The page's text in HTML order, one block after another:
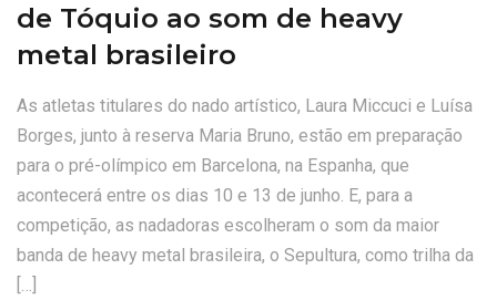
de Tóquio ao som de heavy
metal brasileiro
As atletas titulares do nado artístico, Laura Miccuci e Luísa
Borges, junto à reserva Maria Bruno, estão em preparação
para o pré-olímpico em Barcelona, na Espanha, que
acontecerá entre os dias 10 e 13 de junho. E, para a
competição, as nadadoras escolheram o som da maior
banda de heavy metal brasileira, o Sepultura, como trilha da